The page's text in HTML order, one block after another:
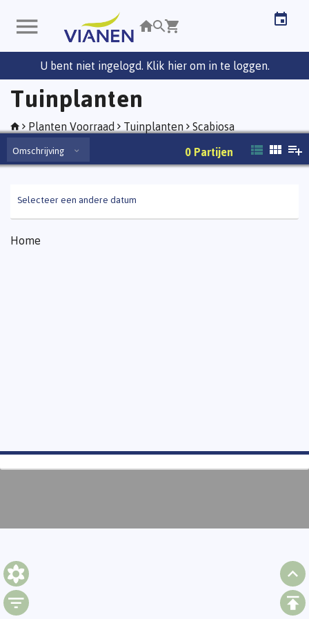
U bent niet ingelogd. Klik hier om in te loggen.
Tuinplanten
Planten Voorraad Tuinplanten Scabiosa
Omschrijving 0 Partijen
Selecteer een andere datum
Home